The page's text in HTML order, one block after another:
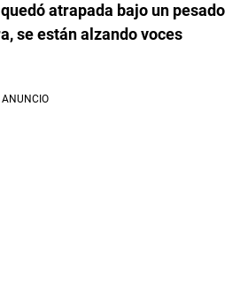
atrapada bajo un pesado
se están alzando voces